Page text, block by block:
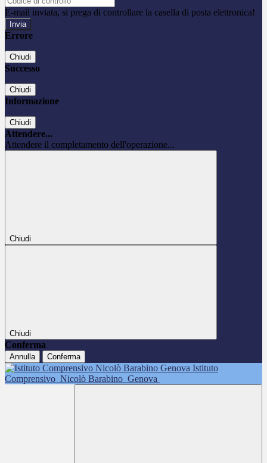
E-mail inviata, si prega di controllare la casella di posta elettronica!
Errore
Chiudi
Successo
Chiudi
Informazione
Chiudi
Attendere...
Attendere il completamento dell'operazione...
Chiudi
Chiudi
Conferma
Annulla Conferma
Istituto
Comprensivo Nicolò Barabino Genova